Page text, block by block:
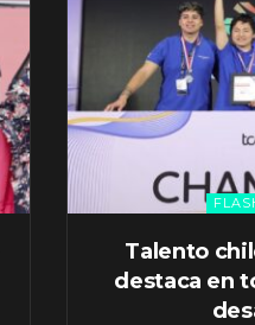
Talento
destaca en